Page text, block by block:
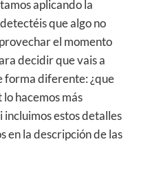
aplicando la
que algo no
el momento
decidir que vais a
forma diferente: ¿que
hacemos más
estos detalles
en la descripción de las